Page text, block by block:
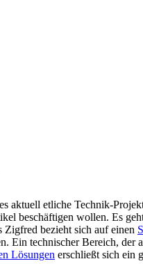
aktuell etliche Technik-
beschäftigen wollen. Es
bezieht sich auf einen
Ein technischer Bereich, der
Lösungen erschließt sich ein